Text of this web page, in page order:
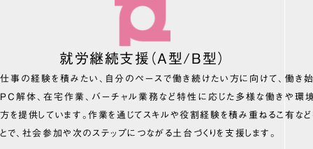
就労継続支援（A型/B型）
仕事の経験を積みたい、自分のペースで働き続けたい方に向けて、
PC解体、在宅作業、バーチャル業務など特性に応じた多様な働き
方を提供しています。作業を通じてスキルや役割経験を積み重ねるこ
とで、社会参加や次のステップにつながる土台づくりを支援します。
働き
や環
有な